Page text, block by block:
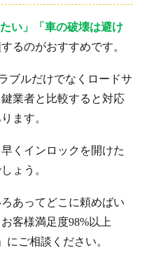
い」「車の破壊は避け
るのがおすすめです。
ブルだけでなくロードサ
業者と比較すると対応
ます。
くインロックを開けた
ょう。
あってどこに頼めばい
客様満足度98%以上
にご相談ください。